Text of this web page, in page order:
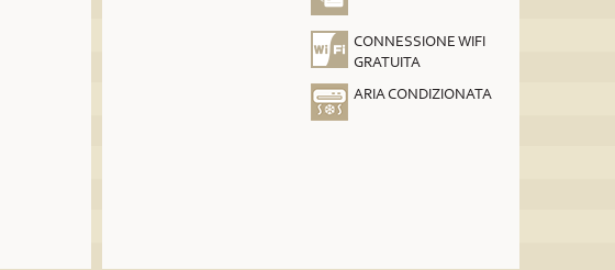
CONNESSIONE WIFI
GRATUITA
ARIA CONDIZIONATA